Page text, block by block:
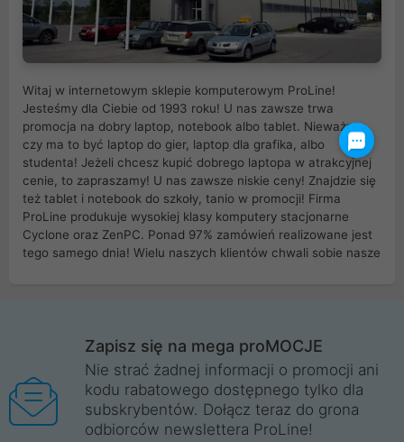
Witaj w internetowym sklepie komputerowym ProLine!
Jesteśmy dla Ciebie od 1993 roku! U nas zawsze trwa
promocja na dobry laptop, notebook albo tablet. Nieważne
czy ma to być laptop do gier, laptop dla grafika, albo
studenta! Jeżeli chcesz kupić dobrego laptopa w atrakcyjnej
cenie, to zapraszamy! U nas zawsze niskie ceny! Znajdzie się
też tablet i notebook do szkoły, tanio w promocji! Firma
ProLine produkuje wysokiej klasy komputery stacjonarne
Cyclone oraz ZenPC. Ponad 97% zamówień realizowane jest
tego samego dnia! Wielu naszych klientów chwali sobie nasze
Wrocław, Poznań, Legnica, Katowice, Gliwice, Kalisz, Bytom,
Trzebnica, Opole. Szybka i profesjonalna obsługa!
ProLine to polska firma ze 100% polskim kapitałem. Działamy
legalnie i płacimy podatki w naszym kraju! Posiadamy siedzibę
główną w Mirkowie oraz salony na terenie kraju. Cała
Zapisz się na mega proMOCJE
Nie strać żadnej informacji o promocji ani
kodu rabatowego dostępnego tylko dla
subskrybentów. Dołącz teraz do grona
odbiorców newslettera ProLine!